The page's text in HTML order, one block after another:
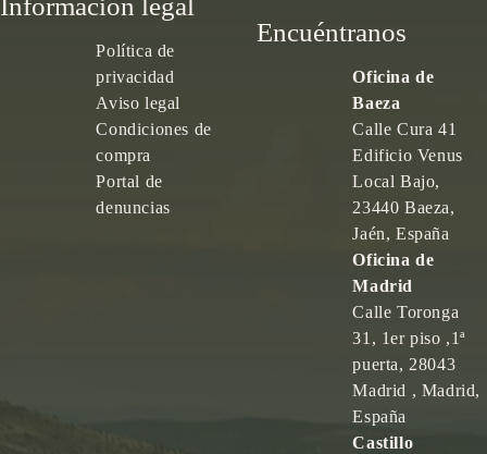
Información legal
Política de
privacidad
Aviso legal
Condiciones de
compra
Portal de
denuncias
Encuéntranos
Oficina de
Baeza
Calle Cura 41
Edificio Venus
Local Bajo,
23440 Baeza,
Jaén, España
Oficina de
Madrid
Calle Toronga
31, 1er piso ,1ª
puerta, 28043
Madrid , Madrid,
España
Castillo